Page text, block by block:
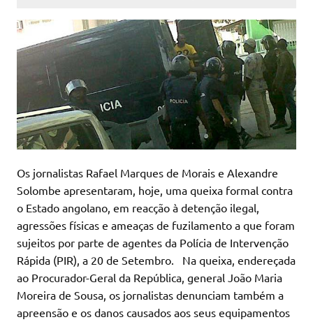
Os jornalistas Rafael Marques de Morais e Alexandre
Solombe apresentaram, hoje, uma queixa formal contra
o Estado angolano, em reacção à detenção ilegal,
agressões físicas e ameaças de fuzilamento a que foram
sujeitos por parte de agentes da Polícia de Intervenção
Rápida (PIR), a 20 de Setembro. Na queixa, endereçada
ao Procurador-Geral da República, general João Maria
Moreira de Sousa, os jornalistas denunciam também a
apreensão e os danos causados aos seus equipamentos